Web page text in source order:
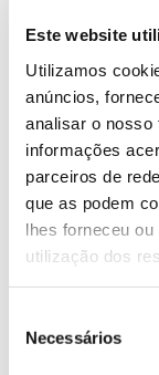
Este website
Utilizamos
anúncios,
analisar o nosso
informações
parceiros de
que as podem
lhes forneceu
utilização dos
Necessários
o Guardião
pinaster ) com
de 25 metros
localizado no
arvoredo
classificado
Pinhal do Rei (
7. Igualmente
Figueira da